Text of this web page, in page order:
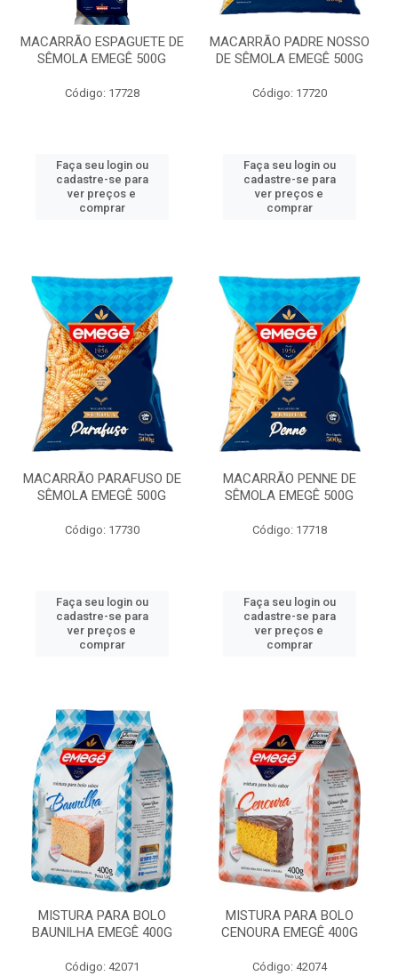
MACARRÃO ESPAGUETE DE
SÊMOLA EMEGÊ 500G
Código: 17728
Faça seu login ou
cadastre-se para
ver preços e
comprar
MACARRÃO PADRE NOSSO
DE SÊMOLA EMEGÊ 500G
Código: 17720
Faça seu login ou
cadastre-se para
ver preços e
comprar
MACARRÃO PARAFUSO DE
SÊMOLA EMEGÊ 500G
Código: 17730
Faça seu login ou
cadastre-se para
ver preços e
comprar
MACARRÃO PENNE DE
SÊMOLA EMEGÊ 500G
Código: 17718
Faça seu login ou
cadastre-se para
ver preços e
comprar
MISTURA PARA BOLO
BAUNILHA EMEGÊ 400G
Código: 42071
MISTURA PARA BOLO
CENOURA EMEGÊ 400G
Código: 42074